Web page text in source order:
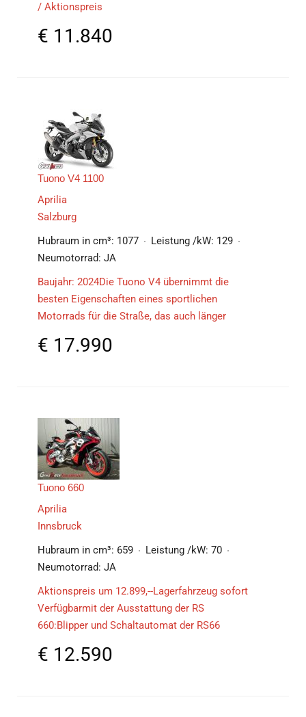
/ Aktionspreis
€ 11.840
Tuono V4 1100
Aprilia
Salzburg
Hubraum in cm³: 1077 Leistung /kW: 129
Neumotorrad: JA
Baujahr: 2024Die Tuono V4 übernimmt die
besten Eigenschaften eines sportlichen
Motorrads für die Straße, das auch länger
€ 17.990
Tuono 660
Aprilia
Innsbruck
Hubraum in cm³: 659 Leistung /kW: 70
Neumotorrad: JA
Aktionspreis um 12.899,--Lagerfahrzeug sofort
Verfügbarmit der Ausstattung der RS
660:Blipper und Schaltautomat der RS66
€ 12.590